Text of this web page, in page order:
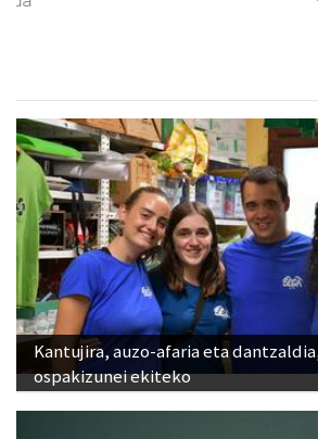
Kantujira, auzo-afaria eta
ospakizunei ekiteko